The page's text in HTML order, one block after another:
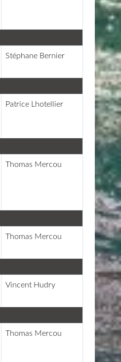
Stéphane Bernier
Patrice Lhotellier
Thomas Mercou
Thomas Mercou
Vincent Hudry
Thomas Mercou